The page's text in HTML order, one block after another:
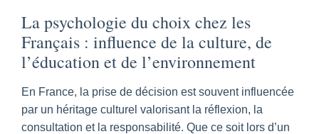
La psychologie du choix chez les
Français : influence de la culture, de
l’éducation et de l’environnement
En France, la prise de décision est souvent influencée
par un héritage culturel valorisant la réflexion, la
consultation et la responsabilité. Que ce soit lors d’un